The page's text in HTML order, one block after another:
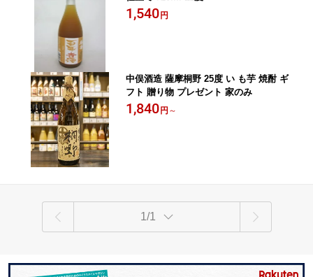
1,540円
中俣酒造 薩摩桐野 25度 い も芋 焼酎 ギ
フト 贈り物 プレゼント 家のみ
1,840円 ～
1/1